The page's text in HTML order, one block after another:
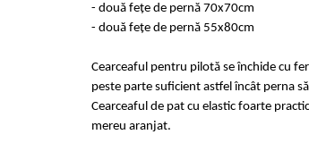
Lenjerii Jacquard
Lenjerii Matase
Lenjerii Creponate
Lenjerii pentru PASTE
Set Lenjerie + Draperii Pat Dublu
- două fețe de pernă 70x70cm
- două fețe de pernă 55x80cm
Cearceaful pentru pilotă se închide cu
peste parte suficient astfel încât perna
Cearceaful de pat cu elastic foarte
mereu aranjat.